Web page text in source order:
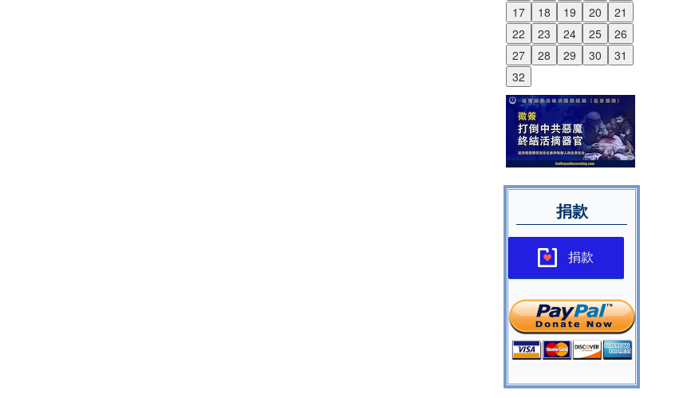
17
18 19 20
21
22
23 24 25
26
27
28 29 30
31
32
捐款
捐款